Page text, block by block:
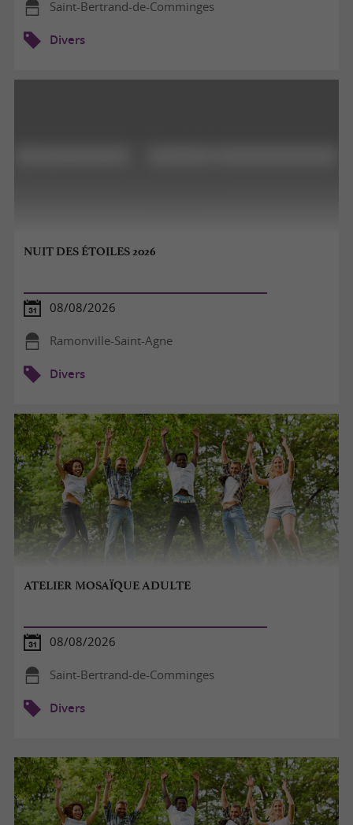
Saint-Bertrand-de-Comminges
Divers
NUIT DES ÉTOILES 2026
08/08/2026
Ramonville-Saint-Agne
Divers
ATELIER MOSAÏQUE ADULTE
08/08/2026
Saint-Bertrand-de-Comminges
Divers